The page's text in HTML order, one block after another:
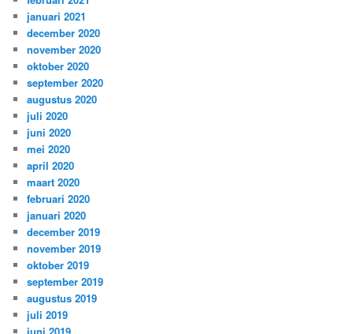
januari 2021
december 2020
november 2020
oktober 2020
september 2020
augustus 2020
juli 2020
juni 2020
mei 2020
april 2020
maart 2020
februari 2020
januari 2020
december 2019
november 2019
oktober 2019
september 2019
augustus 2019
juli 2019
juni 2019